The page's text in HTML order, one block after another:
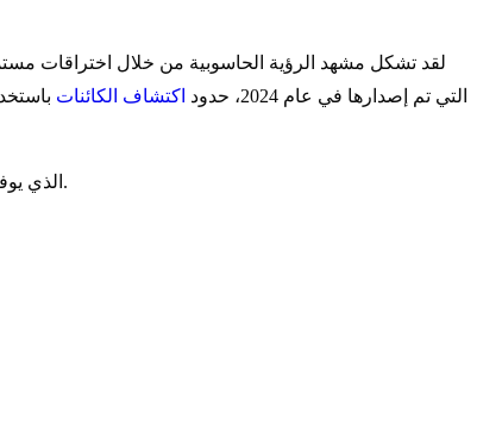
لقد تشكل مشهد الرؤية الحاسوبية من خلال اختراقات
، التي تم إصدارها في عام 2024، حدود اكتشاف الكائنات
، الذي يوفر حلاً قوياً وشاملاً ومحسناً لبيئات الإنتاج.